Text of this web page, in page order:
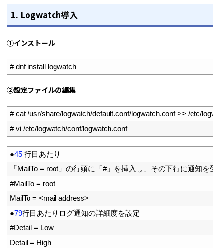
1. Logwatch導入
①インストール
# dnf install logwatch
②設定ファイルの編集
# cat /usr/share/logwatch/default.conf/logwatch.conf >> /etc/
# vi /etc/logwatch/conf/logwatch.conf
●45 行目あたり
「MailTo = root 」の行頭に「#」を挿入し、その下行に通知を
#MailTo = root
MailTo = <mail address>
●79行目あたりログ通知の詳細度を設定
#Detail = Low
Detail = High